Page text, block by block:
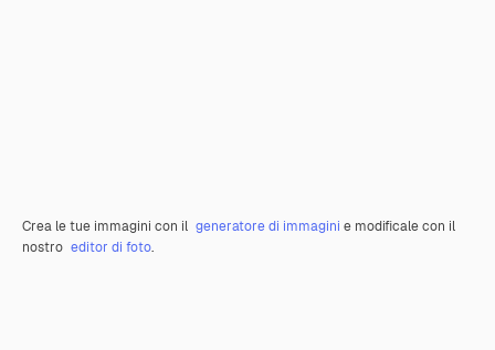
Crea le tue immagini con il generatore di immagini e modificale con il
nostro editor di foto.